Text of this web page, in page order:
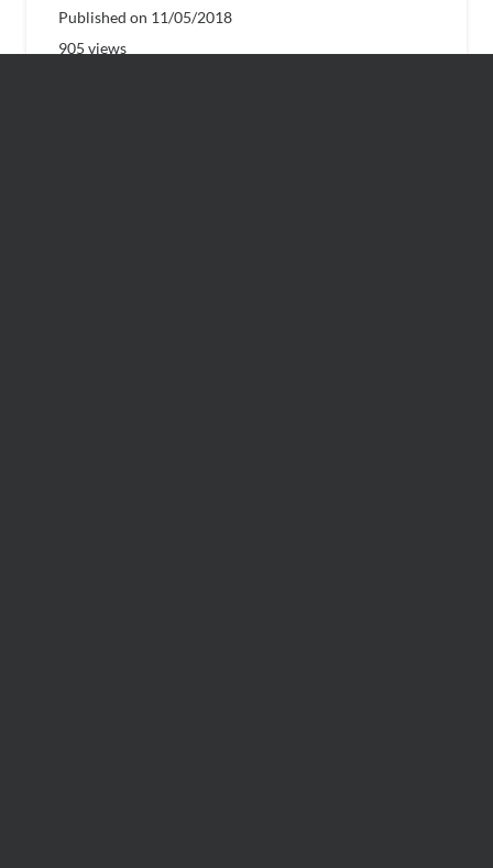
Published on 11/05/2018
905 views